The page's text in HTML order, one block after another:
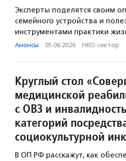
Эксперты поделятся своим
семейного устройства и
инструментами практики
Анонсы · 05.06.2026 · НКО-сектор
Круглый стол
медицинской
с ОВЗ и
категорий
социокультурной
В ОП РФ расскажут, как